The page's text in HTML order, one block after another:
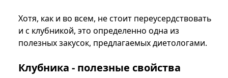
Хотя, как и во всем, не стоит переусердствовать
и с клубникой, это определенно одна из
полезных закусок, предлагаемых диетологами.
Клубника - полезные свойства